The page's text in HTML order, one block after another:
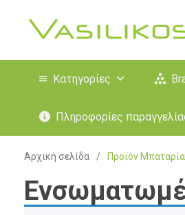
Κατηγορίες
Πληροφορίες
Αρχική σελίδα / Προϊόν Μπαταρία